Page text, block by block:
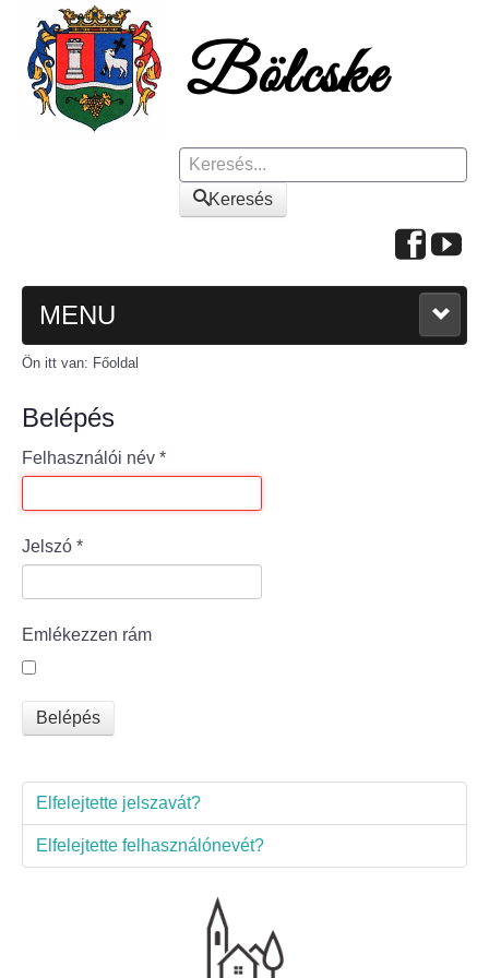
Keresés
Keresés
MENU
FŐOLDAL
A KÖZSÉGRŐL
Polgármesteri köszöntő
Bölcske település
Mi újság Bölcskén?
Értéktár bizottság
Látnivalók
Szállások
Református Egyház
Ön itt van: Főoldal
Belépés
Felhasználói név *
Jelszó *
Emlékezzen rám
Belépés
Elfelejtette jelszavát?
Elfelejtette felhasználónevét?